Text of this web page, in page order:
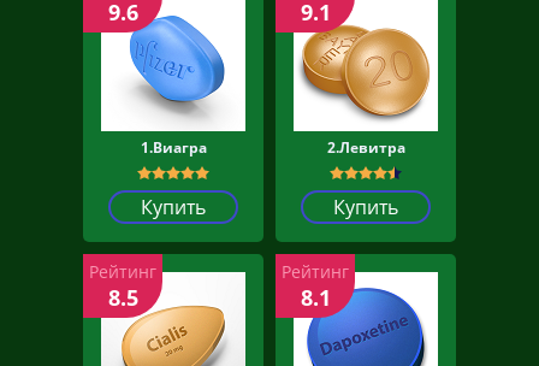
1.Виагра
Купить
9.6
2.Левитра
Купить
9.1
Рейтинг
8.5
Рейтинг
8.1